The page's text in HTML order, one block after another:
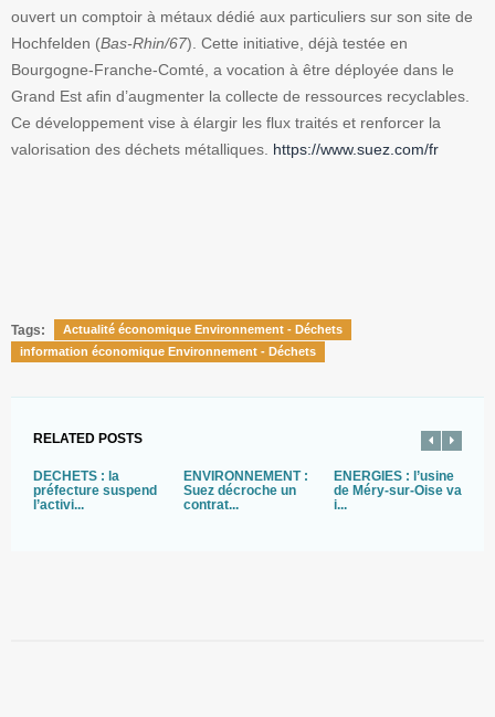
ouvert un comptoir à métaux dédié aux particuliers sur son site de
Hochfelden (Bas-Rhin/67). Cette initiative, déjà testée en
Bourgogne-Franche-Comté, a vocation à être déployée dans le
Grand Est afin d’augmenter la collecte de ressources recyclables.
Ce développement vise à élargir les flux traités et renforcer la
valorisation des déchets métalliques. https://www.suez.com/fr
Tags:
Actualité économique Environnement - Déchets
information économique Environnement - Déchets
RELATED POSTS
DECHETS : la
préfecture suspend
l’activi...
ENVIRONNEMENT :
Suez décroche un
contrat...
ENERGIES : l’usine
de Méry-sur-Oise va
i...